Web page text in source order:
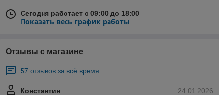
Сегодня работает с 09:00 до 18:00
Показать весь график работы
Отзывы о магазине
57 отзывов за всё время
24.01.2026
Константин